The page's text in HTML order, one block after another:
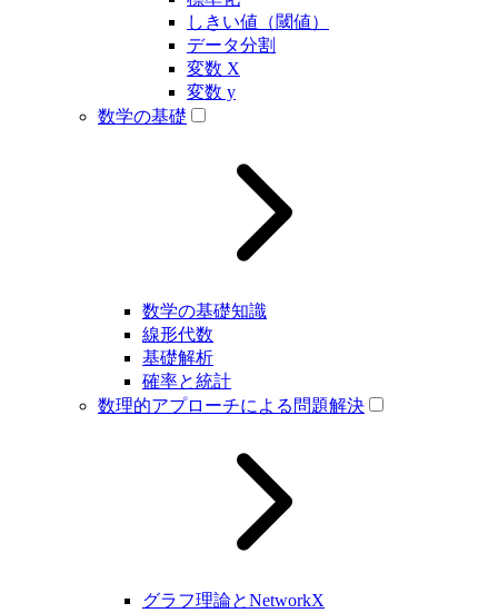
しきい値（閾値）
データ分割
変数 X
変数 y
数学の基礎
数学の基礎知識
線形代数
基礎解析
確率と統計
数理的アプローチによる問題解決
グラフ理論とNetworkX